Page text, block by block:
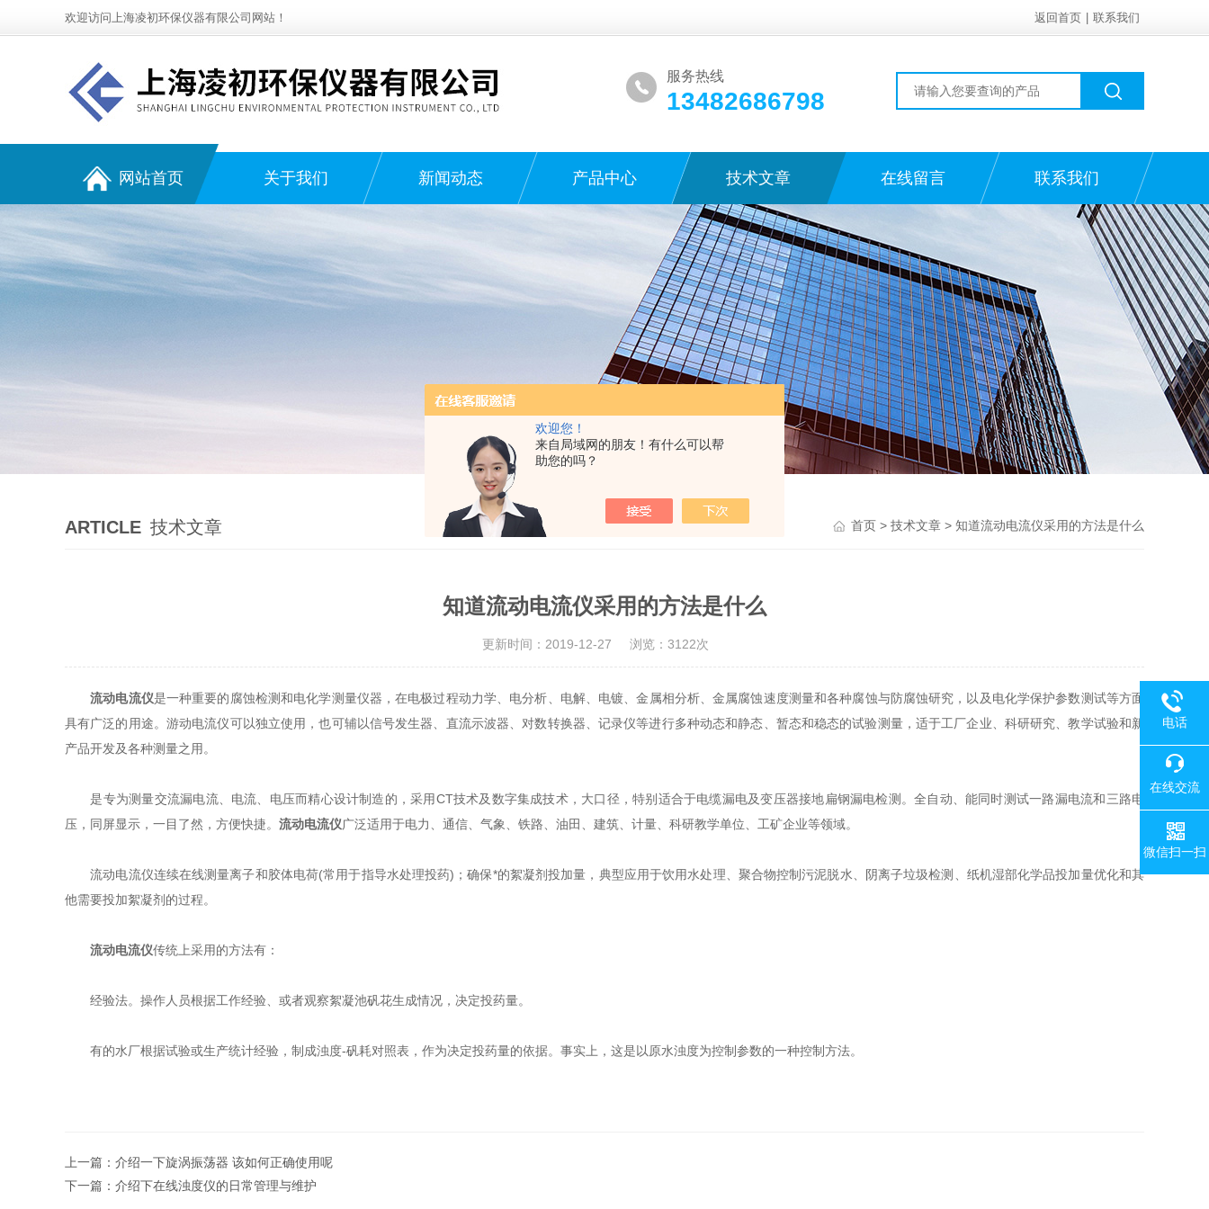
欢迎您！
来自局域网的朋友！有什么可以帮
助您的吗？
欢迎访问上海凌初环保仪器有限公司网站！ 返回首页 联系我们
服务热线
13482686798
网站首页 关于我们 新闻动态 产品中心 技术文章 在线留言 联系我们
ARTICLE 技术文章 首页 > 技术文章 > 知道流动电流仪采用的方法是什么
知道流动电流仪采用的方法是什么
更新时间：2019-12-27 浏览：3122次
流动电流仪是一种重要的腐蚀检测和电化学测量仪器，在电极过程动力学、电分析、电解、电镀、金属相分析、金属腐蚀速度测量和各种腐蚀与防腐蚀研究，以及电化学保护参数测试等方面
具有广泛的用途。游动电流仪可以独立使用，也可辅以信号发生器、直流示波器、对数转换器、记录仪等进行多种动态和静态、暂态和稳态的试验测量，适于工厂企业、科研研究、教学试验和新
产品开发及各种测量之用。
是专为测量交流漏电流、电流、电压而精心设计制造的，采用CT技术及数字集成技术，大口径，特别适合于电缆漏电及变压器接地扁钢漏电检测。全自动、能同时测试一路漏电流和三路电
压，同屏显示，一目了然，方便快捷。 流动电流仪广泛适用于电力、通信、气象、铁路、油田、建筑、计量、科研教学单位、工矿企业等领域。
流动电流仪连续在线测量离子和胶体电荷(常用于指导水处理投药)；确保*的絮凝剂投加量，典型应用于饮用水处理、聚合物控制污泥脱水、阴离子垃圾检测、纸机湿部化学品投加量优化和其
他需要投加絮凝剂的过程。
流动电流仪传统上采用的方法有：
经验法。操作人员根据工作经验、或者观察絮凝池矾花生成情况，决定投药量。
有的水厂根据试验或生产统计经验，制成浊度-矾耗对照表，作为决定投药量的依据。事实上，这是以原水浊度为控制参数的一种控制方法。
上一篇： 介绍一下旋涡振荡器 该如何正确使用呢
下一篇： 介绍下在线浊度仪的日常管理与维护
电话
在线交流
微信扫一扫